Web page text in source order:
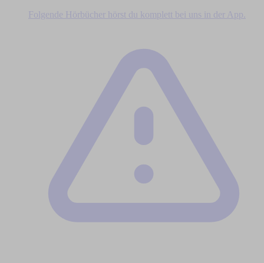
Folgende Hörbücher hörst du komplett bei uns in der App.